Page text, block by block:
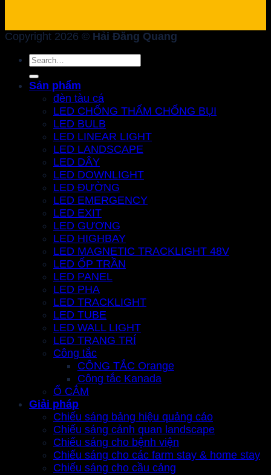
Copyright 2026 © Hải Đăng Quang
Search
for:
Sản phẩm
đèn tàu cá
LED CHỐNG THẤM CHỐNG BỤI
LED BULB
LED LINEAR LIGHT
LED LANDSCAPE
LED DÂY
LED DOWNLIGHT
LED ĐƯỜNG
LED EMERGENCY
LED EXIT
LED GƯƠNG
LED HIGHBAY
LED MAGNETIC TRACKLIGHT 48V
LED ỐP TRẦN
LED PANEL
LED PHA
LED TRACKLIGHT
LED TUBE
LED WALL LIGHT
LED TRANG TRÍ
Công tắc
CÔNG TẮC Orange
Công tắc Kanada
Ổ CẮM
Giải pháp
Chiếu sáng bảng hiệu quảng cáo
Chiếu sáng cảnh quan landscape
Chiếu sáng cho bệnh viện
Chiếu sáng cho các farm stay & home stay
Chiếu sáng cho cầu cảng